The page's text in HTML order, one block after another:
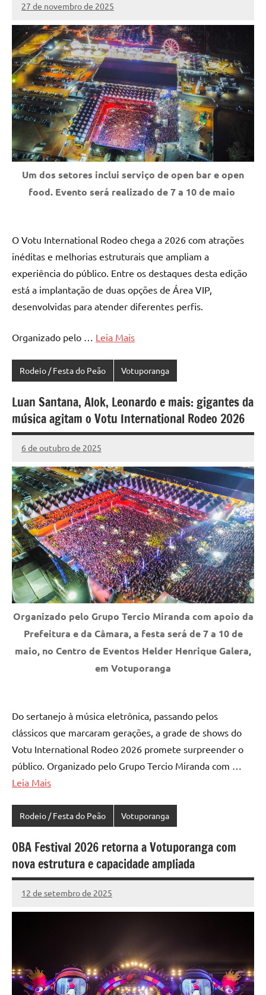
27 de novembro de 2025
Marcelo
Fachin
229
comentários
Um dos setores inclui serviço de open bar e open
food. Evento será realizado de 7 a 10 de maio
O Votu International Rodeo chega a 2026 com atrações
inéditas e melhorias estruturais que ampliam a
experiência do público. Entre os destaques desta edição
está a implantação de duas opções de Área VIP,
desenvolvidas para atender diferentes perfis.
Organizado pelo … Leia Mais
Rodeio / Festa do Peão Votuporanga
Luan Santana, Alok, Leonardo e mais: gigantes da
música agitam o Votu International Rodeo 2026
6 de outubro de 2025
Marcelo
Fachin
130
comentários
Organizado pelo Grupo Tercio Miranda com apoio da
Prefeitura e da Câmara, a festa será de 7 a 10 de
maio, no Centro de Eventos Helder Henrique Galera,
em Votuporanga
Do sertanejo à música eletrônica, passando pelos
clássicos que marcaram gerações, a grade de shows do
Votu International Rodeo 2026 promete surpreender o
público. Organizado pelo Grupo Tercio Miranda com …
Leia Mais
Rodeio / Festa do Peão Votuporanga
OBA Festival 2026 retorna a Votuporanga com
nova estrutura e capacidade ampliada
12 de setembro de 2025
Marcelo
Fachin
321
comentários